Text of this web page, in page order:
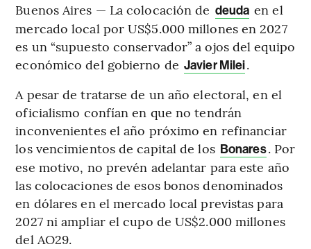
Buenos Aires — La colocación de deuda en el
mercado local por US$5.000 millones en 2027
es un “supuesto conservador” a ojos del equipo
económico del gobierno de Javier Milei.
A pesar de tratarse de un año electoral, en el
oficialismo confían en que no tendrán
inconvenientes el año próximo en refinanciar
los vencimientos de capital de los Bonares. Por
ese motivo, no prevén adelantar para este año
las colocaciones de esos bonos denominados
en dólares en el mercado local previstas para
2027 ni ampliar el cupo de US$2.000 millones
del AO29.